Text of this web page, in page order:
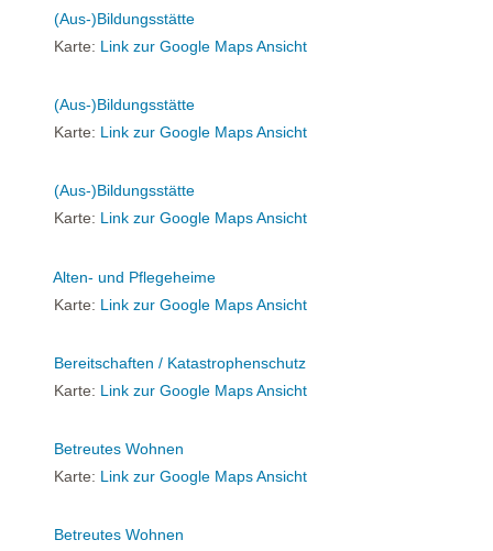
(Aus-)Bildungsstätte
Karte: Link zur Google Maps Ansicht
(Aus-)Bildungsstätte
Karte: Link zur Google Maps Ansicht
(Aus-)Bildungsstätte
Karte: Link zur Google Maps Ansicht
Alten- und Pflegeheime
Karte: Link zur Google Maps Ansicht
Bereitschaften / Katastrophenschutz
Karte: Link zur Google Maps Ansicht
Betreutes Wohnen
Karte: Link zur Google Maps Ansicht
Betreutes Wohnen